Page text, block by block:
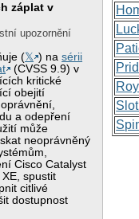
záplat v
upozornění
(𝕏 ) nasérii
(CVSS 9.9) v
kritické
obejití
a odepření
může
neoprávněný
Cisco Catalyst
spustit
citlivé
dostupnost